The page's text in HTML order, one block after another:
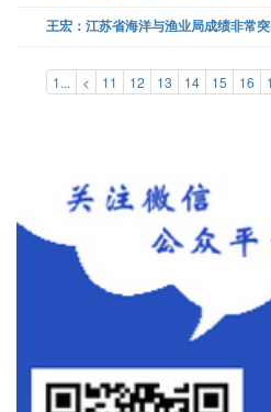
王宏：江苏省海洋与渔业局成绩非常
1... < 11 12 13 14 15 16